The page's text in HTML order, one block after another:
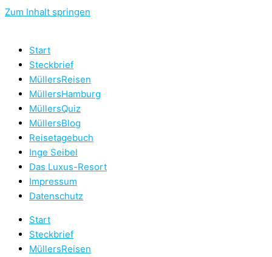
Zum Inhalt springen
Start
Steckbrief
MüllersReisen
MüllersHamburg
MüllersQuiz
MüllersBlog
Reisetagebuch
Inge Seibel
Das Luxus-Resort
Impressum
Datenschutz
Start
Steckbrief
MüllersReisen